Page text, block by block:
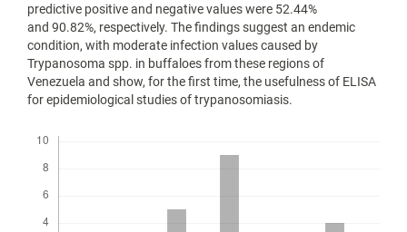
predictive positive and negative values were 52.44%
and 90.82%, respectively. The findings suggest an endemic
condition, with moderate infection values caused by
Trypanosoma spp. in buffaloes from these regions of
Venezuela and show, for the first time, the usefulness of ELISA
for epidemiological studies of trypanosomiasis.